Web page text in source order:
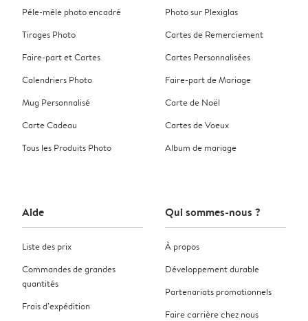
Pêle-mêle photo encadré
Tirages Photo
Faire-part et Cartes
Calendriers Photo
Mug Personnalisé
Carte Cadeau
Tous les Produits Photo
Photo sur Plexiglas
Cartes de Remerciement
Cartes Personnalisées
Faire-part de Mariage
Carte de Noël
Cartes de Voeux
Album de mariage
Aide
Liste des prix
Commandes de grandes
quantités
Frais d’expédition
Qui sommes-nous ?
À propos
Développement durable
Partenariats promotionnels
Faire carrière chez nous